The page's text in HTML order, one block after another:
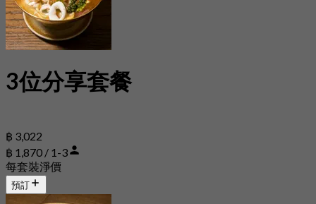
3位分享套餐
฿ 3,022
฿ 1,870 / 1-3
每套裝淨價
預訂